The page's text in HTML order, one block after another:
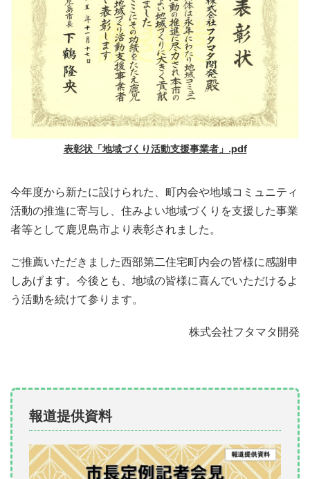
表彰状「地域づくり活動支援事業者」.pdf
今年度から新たに設けられた、町内会や地域コミュニティ
活動の推進に寄与し、住みよい地域づくりを支援した事業
者等として鹿児島市より表彰されました。
ご推薦いただきました西部第二住宅町内会の皆様に感謝申
しあげます。今後とも、地域の皆様に喜んでいただけるよ
う活動を続けて参ります。
株式会社フタマタ開発
報道提供資料